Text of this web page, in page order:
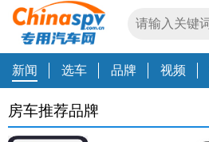
新闻 选车 品牌 视频
房车推荐品牌